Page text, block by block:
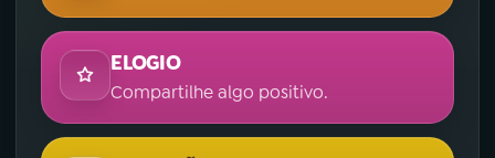
ELOGIO
Compartilhe algo positivo.